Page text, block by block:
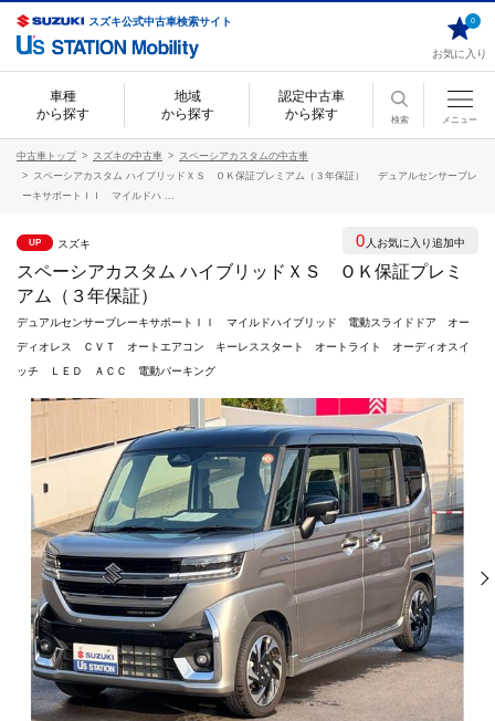
スズキ公式中古車検索サイト
お気に入り
0
車種
から探す
地域
から探す
認定中古車
から探す
検索 メニュー
中古車トップ スズキの中古車
スペーシアカスタムの中古車
スペーシアカスタム ハイブリッドＸＳ ＯＫ保証プレミアム（３年保証） デュアルセンサーブレ
ーキサポートＩＩ マイルドハ ...
UP スズキ
スペーシアカスタム ハイブリッドＸＳ ＯＫ保証プレミ
アム（３年保証）
デュアルセンサーブレーキサポートＩＩ マイルドハイブリッド 電動スライドドア オー
ディオレス ＣＶＴ オートエアコン キーレススタート オートライト オーディオスイ
ッチ ＬＥＤ ＡＣＣ 電動パーキング
0 人お気に入り追加中